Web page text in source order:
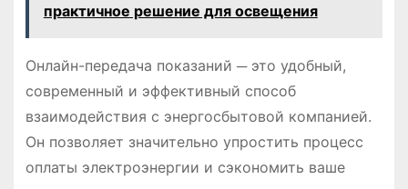
практичное решение для освещения
Онлайн-передача показаний ─ это удобный,
современный и эффективный способ
взаимодействия с энергосбытовой компанией.
Он позволяет значительно упростить процесс
оплаты электроэнергии и сэкономить ваше